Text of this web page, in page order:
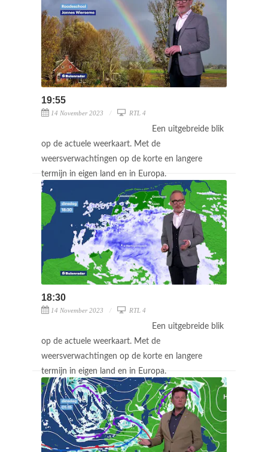
19:55
14 November 2023 RTL 4
Een uitgebreide blik
op de actuele weerkaart. Met de
weersverwachtingen op de korte en langere
termijn in eigen land en in Europa.
18:30
14 November 2023 RTL 4
Een uitgebreide blik
op de actuele weerkaart. Met de
weersverwachtingen op de korte en langere
termijn in eigen land en in Europa.